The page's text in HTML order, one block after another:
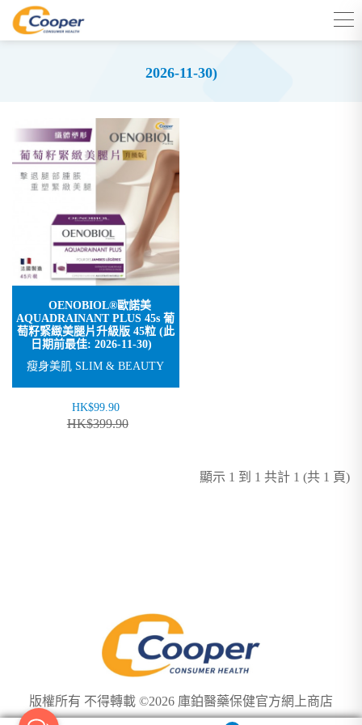
2026-11-30)
OENOBIOL®歐諾美
AQUADRAINANT PLUS 45s 葡
萄籽緊緻美腿片升級版 45粒 (此
日期前最佳: 2026-11-30)
瘦身美肌 SLIM & BEAUTY
HK$99.90
HK$399.90
顯示 1 到 1 共計 1 (共 1 頁)
版權所有 不得轉載 ©2026 庫鉑醫藥保健官方網上商店